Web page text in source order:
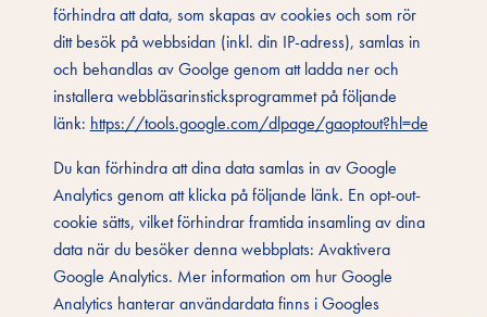
förhindra att data, som skapas av cookies och som rör
ditt besök på webbsidan (inkl. din IP-adress), samlas in
och behandlas av Goolge genom att ladda ner och
installera webbläsarinsticksprogrammet på följande
länk: https://tools.google.com/dlpage/gaoptout?hl=de
Du kan förhindra att dina data samlas in av Google
Analytics genom att klicka på följande länk. En opt-out-
cookie sätts, vilket förhindrar framtida insamling av dina
data när du besöker denna webbplats: Avaktivera
Google Analytics. Mer information om hur Google
Analytics hanterar användardata finns i Googles